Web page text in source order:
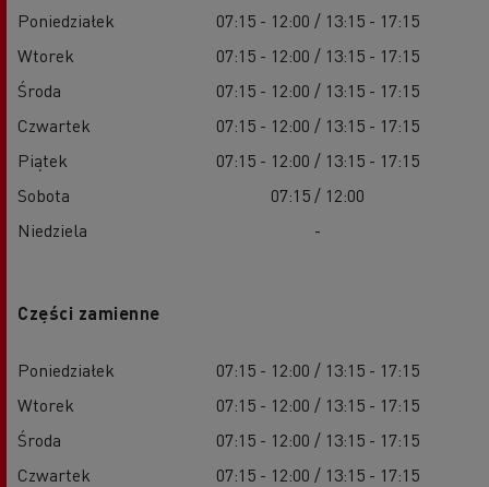
Poniedziałek
07:15 - 12:00 / 13:15 - 17:15
Wtorek
07:15 - 12:00 / 13:15 - 17:15
Środa
07:15 - 12:00 / 13:15 - 17:15
Czwartek
07:15 - 12:00 / 13:15 - 17:15
Piątek
07:15 - 12:00 / 13:15 - 17:15
Sobota
07:15 / 12:00
Niedziela
-
Części zamienne
Poniedziałek
07:15 - 12:00 / 13:15 - 17:15
Wtorek
07:15 - 12:00 / 13:15 - 17:15
Środa
07:15 - 12:00 / 13:15 - 17:15
Czwartek
07:15 - 12:00 / 13:15 - 17:15